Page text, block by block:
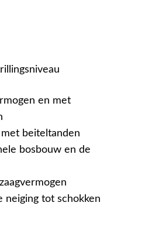
en met
beiteltanden
bosbouw en de
neiging tot schokken